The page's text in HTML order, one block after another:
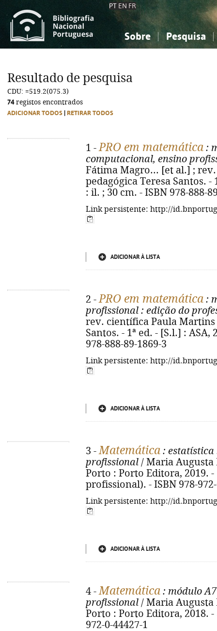
PT EN FR
Sobre Pesquisa
Ciências sociais...
Ciências sociais...
Resultado de pesquisa
CDU: =519.2(075.3)
74registos encontrados
ADICIONAR TODOS RETIRAR TODOS
1 -PRO em matemática :
computacional, ensino
Fátima Magro... [et al.] ;
pedagógica Teresa Santos. -
: il. ; 30 cm. - ISBN 978-888-
Link persistente: http://
ADICIONAR À LISTA
2 -PRO em matemática :
profissional : edição do
rev. científica Paula Martins
Santos. - 1ª ed. - [S.l.] : ASA,
978-888-89-1869-3
Link persistente: http://
ADICIONAR À LISTA
3 -Matemática : estatística
profissional / Maria Augusta
Porto : Porto Editora, 2019.
profissional). - ISBN 978-
Link persistente: http://
ADICIONAR À LISTA
4 -Matemática : módulo
profissional / Maria Augusta
Porto : Porto Editora, 2018. -
972-0-44427-1